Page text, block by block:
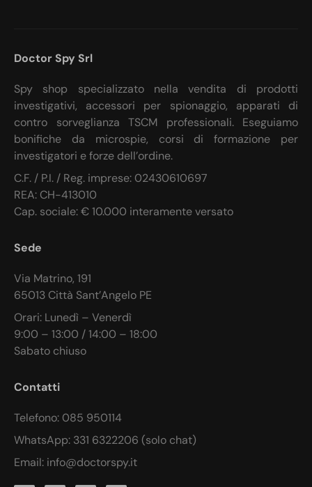
Doctor Spy Srl
Spy shop specializzato nella vendita di prodotti
investigativi, accessori per spionaggio, apparati di
contro sorveglianza TSCM professionali. Eseguiamo
bonifiche da microspie, corsi di formazione per
investigatori e forze dell’ordine.
C.F. / P.I. / Reg. imprese: 02430610697
REA: CH-413010
Cap. sociale: € 10.000 interamente versato
Sede
Via Matrino, 191
65013 Città Sant’Angelo PE
Orari: Lunedì – Venerdì
9:00 – 13:00 / 14:00 – 18:00
Sabato chiuso
Contatti
Telefono: 085 950114
WhatsApp: 331 6322206 (solo chat)
Email: info@doctorspy.it